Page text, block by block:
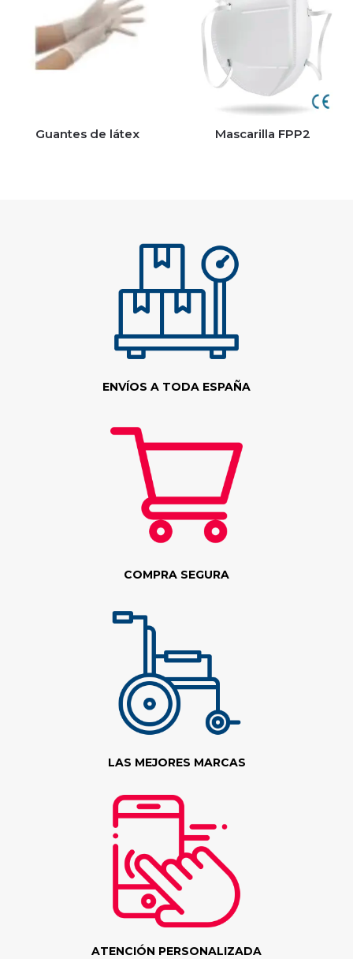
Guantes de látex Mascarilla FPP2
ENVÍOS A TODA ESPAÑA
COMPRA SEGURA
LAS MEJORES MARCAS
ATENCIÓN PERSONALIZADA